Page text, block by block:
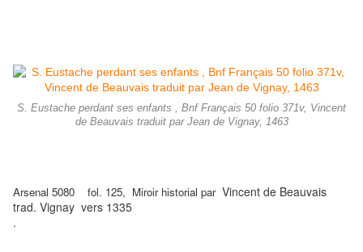
S. Eustache perdant ses enfants , Bnf Français 50 folio 371v, Vincent
de Beauvais traduit par Jean de Vignay, 1463
Arsenal 5080 fol. 125, Miroir historial par Vincent de Beauvais
trad. Vignay vers 1335
.